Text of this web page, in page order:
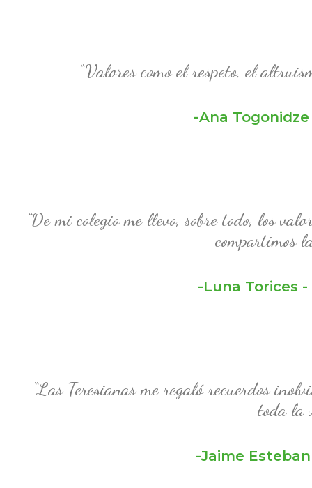
“Valores como el respeto, el
-Ana
“De mi colegio me llevo, sobre todo, los
compartimos
-Luna Torices
“Las Teresianas me regaló recuerdos
toda la
-Jaime